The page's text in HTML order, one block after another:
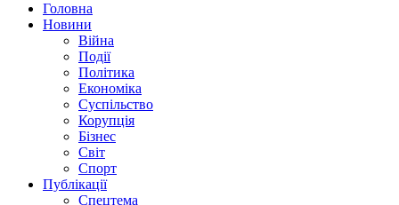
Головна
Новини
Війна
Події
Політика
Економіка
Суспільство
Корупція
Бізнес
Світ
Спорт
Публікації
Спецтема